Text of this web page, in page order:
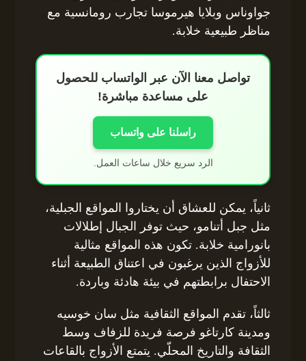
جواوناس وبلايا هيرموسا تجارب رومانسية مع
مناظر طبيعية خلابة.
تواصل معنا الآن عبر الواتساب للحصول
على مساعدة مباشرة!
راسلنا على واتساب
الرد سريع خلال ساعات العمل.
ثانياً، يمكن للعشاق أن يختاروا المواقع الجبلية،
مثل جبل أتنامو، حيث توفر الجبال إطلالات
بانورامية خلابة. تكون هذه المواقع مثالية
للأزواج الذين يرغبون في اعتناق الطبيعة أثناء
الاحتفال برابطتهم في بيئة هادئة وباردة.
ثالثاً، تقدم المواقع الثقافية مثل سان خوسيه
ومدينة كارتاغو فرصة فريدة للزفاف وسط
الثقافة والتاريخ المحلّي. يتمتع الأزواج بالقاعات